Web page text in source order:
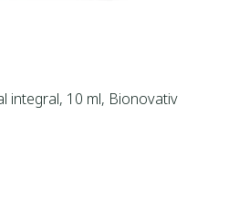
integral, 10 ml, Bionovativ